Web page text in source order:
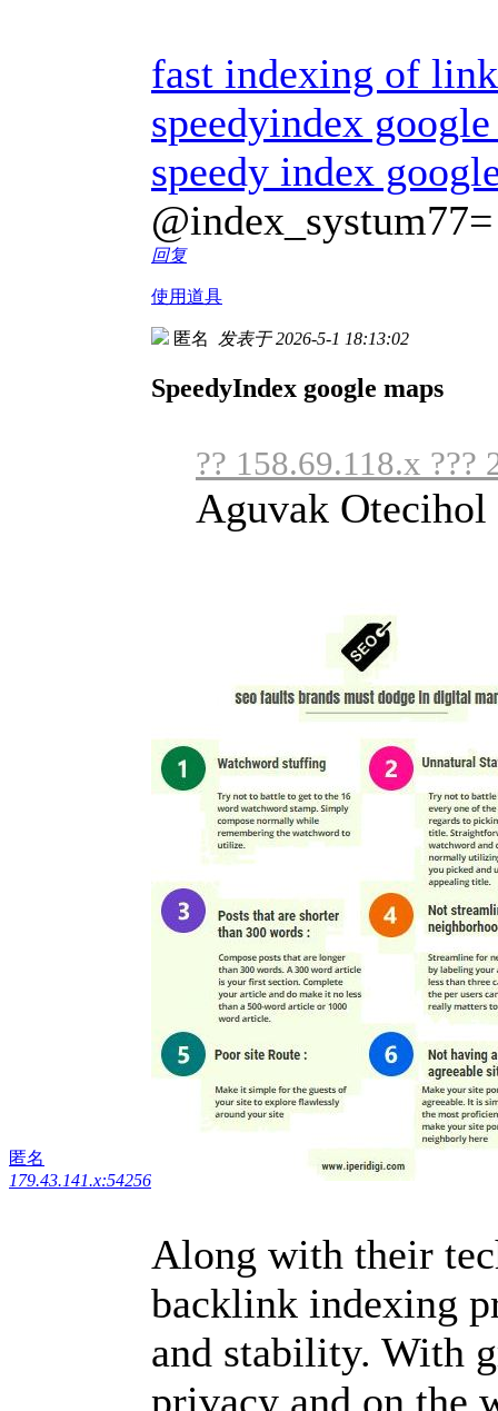
fast indexing of
speedyindex google
speedy index
@index_systum77=
回复
使用道具
匿名
179.43.141.x:54256
匿名 发表于 2026-5-1 18:13:02
SpeedyIndex google maps
?? 158.69.118.x ???
Aguvak
Along with their
backlink indexing
and stability. With
privacy and on the